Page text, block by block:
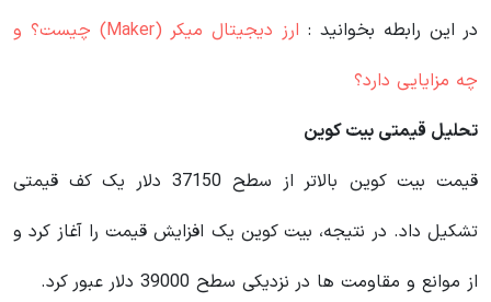
در این رابطه بخوانید‌ :
ارز دیجیتال میکر (Maker) چیست؟ و
چه مزایایی دارد؟
تحلیل قیمتی بیت کوین
قیمت بیت کوین بالاتر از سطح 37150 دلار یک کف قیمتی
تشکیل داد. در نتیجه، بیت کوین یک افزایش قیمت را آغاز کرد و
از موانع و مقاومت ها در نزدیکی سطح 39000 دلار عبور کرد.